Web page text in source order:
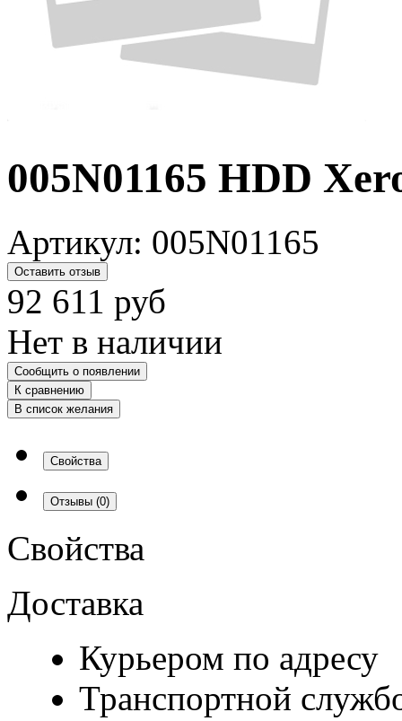
005N01165 HDD
Артикул: 005N01165
Оставить отзыв
92 611 руб
Нет в наличии
Сообщить о появлении
К сравнению
В список желания
Свойства
Отзывы (0)
Свойства
Доставка
Курьером по адресу
Транспортной